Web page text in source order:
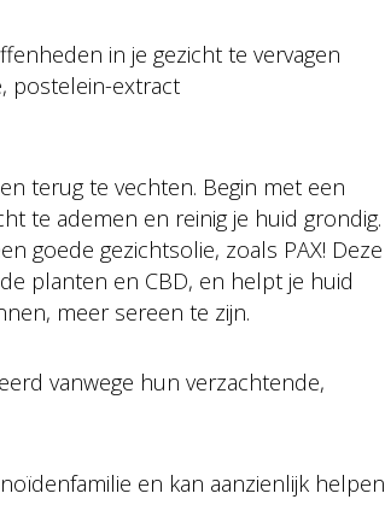
in je gezicht te vervagen
postelein-extract
terug te vechten. Begin met een
te ademen en reinig je huid grondig.
goede gezichtsolie, zoals PAX! Deze
planten en CBD, en helpt je huid
meer sereen te zijn.
vanwege hun verzachtende,
en kan aanzienlijk helpen